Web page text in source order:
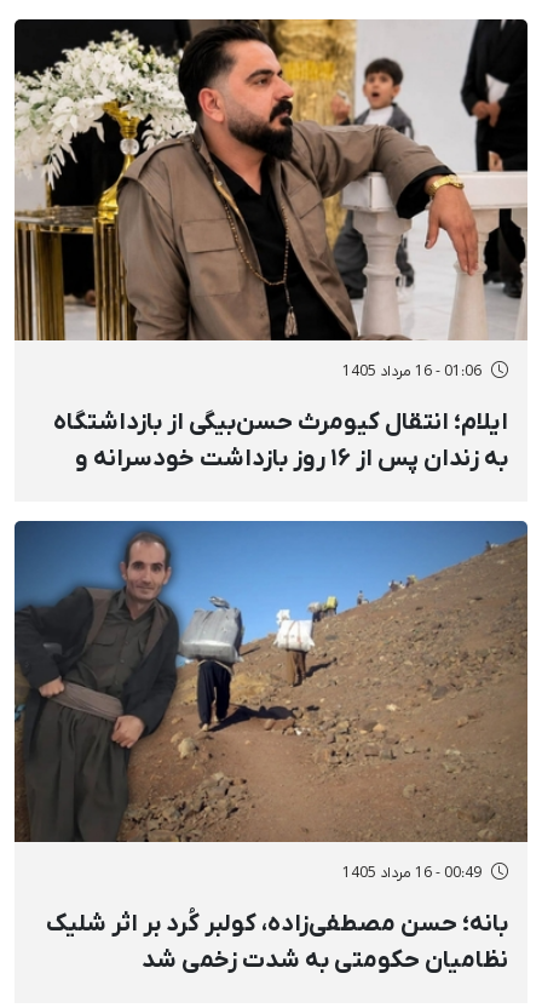
01:06 - 16 مرداد 1405
ایلام؛ انتقال کیومرث حسن‌بیگی از بازداشتگاه
به زندان پس از ۱۶ روز بازداشت خودسرانه و
00:49 - 16 مرداد 1405
بانه؛ حسن مصطفی‌زاده، کولبر کُرد بر اثر شلیک
نظامیان حکومتی به شدت زخمی شد